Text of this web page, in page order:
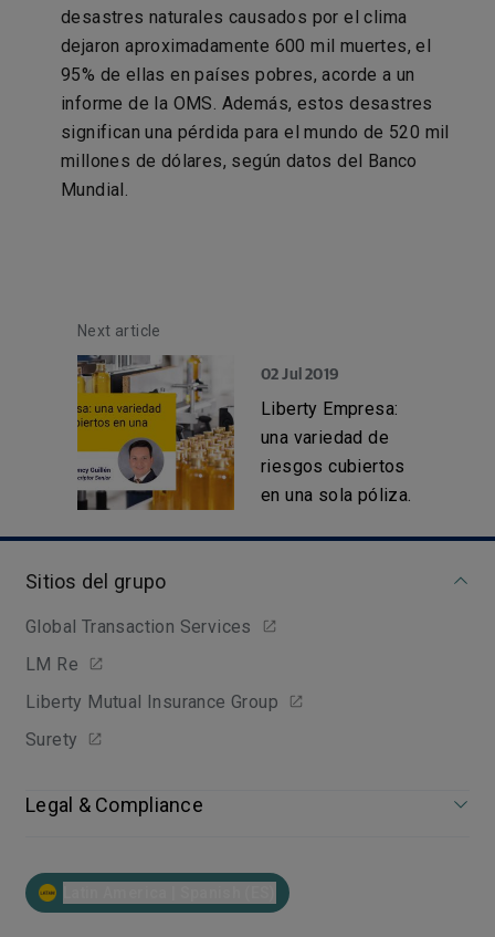
desastres naturales causados por el clima
dejaron aproximadamente 600 mil muertes, el
95% de ellas en países pobres, acorde a un
informe de la OMS. Además, estos desastres
significan una pérdida para el mundo de 520 mil
millones de dólares, según datos del Banco
Mundial.
Next article
02 Jul 2019
Liberty Empresa:
una variedad de
riesgos cubiertos
en una sola póliza.
Sitios del grupo
Global Transaction Services
LM Re
Liberty Mutual Insurance Group
Surety
Legal & Compliance